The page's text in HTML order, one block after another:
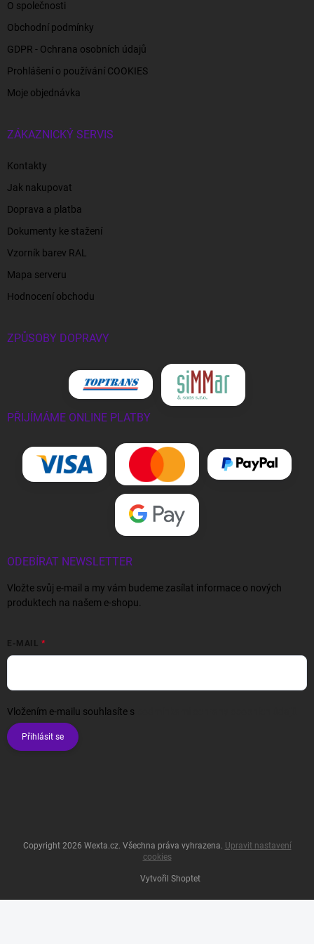
O společnosti
Obchodní podmínky
GDPR - Ochrana osobních údajů
Prohlášení o používání COOKIES
Moje objednávka
ZÁKAZNICKÝ SERVIS
Kontakty
Jak nakupovat
Doprava a platba
Dokumenty ke stažení
Vzorník barev RAL
Mapa serveru
Hodnocení obchodu
ZPŮSOBY DOPRAVY
PŘIJÍMÁME ONLINE PLATBY
ODEBÍRAT NEWSLETTER
Vložte svůj e-mail a my vám budeme zasílat informace o nových
produktech na našem e-shopu.
E-MAIL
Vložením e-mailu souhlasíte s
Přihlásit se
Vytvořil Shoptet
Copyright 2026 Wexta.cz. Všechna práva vyhrazena. Upravit nastavení
cookies